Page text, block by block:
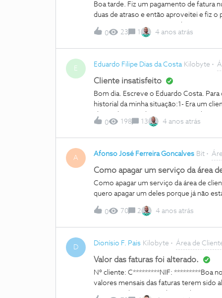
Boa tarde. Fiz um pagamento de fatura
duas de atraso e então aproveitei e fiz o
é igual ao de o meu número de cliente…
cliente, reparei que o pagamento que
problemas por causa deste digo eu
0 23 1 4 anos atrás
E
Eduardo Filipe Dias da Costa Kilobyte
Cliente insatisfeito
Bom dia. Escreve o Eduardo Costa.
historial da minha situação:1- Era um
permanecer. Foi-me proposto o pacote
problemas, complementados com o
mudança do router, a internet ficou
tenho internet.5 - já apresentei queixa e
Nessa visita o técnico constatou a
da internet e verificou que anda por
0 198 13 4 anos atrás
A
Afonso José Ferreira Goncalves Bit
Como apagar um serviço da área
Como apagar um serviço da área de
quero apagar um deles porque já não
0 70 2 4 anos atrás
D
Dionísio F. Pais Kilobyte Área de
Valor das faturas foi alterado.
Nº cliente: C*********NIF: *********Boa
valores mensais das faturas terem sido